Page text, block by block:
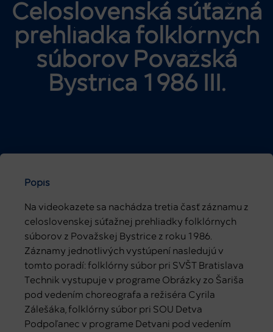
Celoslovenská súťažná
prehliadka folklórnych
súborov Považská
Bystrica 1986 III.
Popis
Na videokazete sa nachádza tretia časť záznamu z
celoslovenskej súťažnej prehliadky folklórnych
súborov z Považskej Bystrice z roku 1986.
Záznamy jednotlivých vystúpení nasledujú v
tomto poradí: folklórny súbor pri SVŠT Bratislava
Technik vystupuje v programe Obrázky zo Šariša
pod vedením choreografa a režiséra Cyrila
Zálešáka, folklórny súbor pri SOU Detva
Podpoľanec v programe Detvani pod vedením